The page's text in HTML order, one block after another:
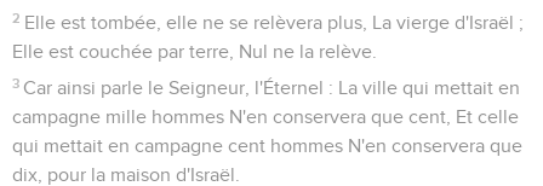
2 Elle est tombée, elle ne se relèvera plus, La vierge d'Israël ;
Elle est couchée par terre, Nul ne la relève.
3 Car ainsi parle le Seigneur, l'Éternel : La ville qui mettait en
campagne mille hommes N'en conservera que cent, Et celle
qui mettait en campagne cent hommes N'en conservera que
dix, pour la maison d'Israël.